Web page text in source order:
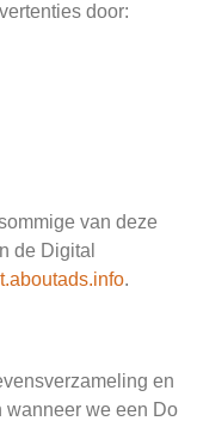
door:
van deze
de Digital
.
en
wanneer we een Do